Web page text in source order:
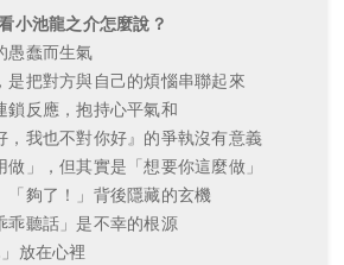
池龍之介怎麼說？
蠢而生氣
把對方與自己的煩惱串聯起來
反應，抱持心平氣和
我也不對你好』的爭執沒有意義
，但其實是「想要你這麼做」
夠了！」背後隱藏的玄機
聽話」是不幸的根源
在心裡